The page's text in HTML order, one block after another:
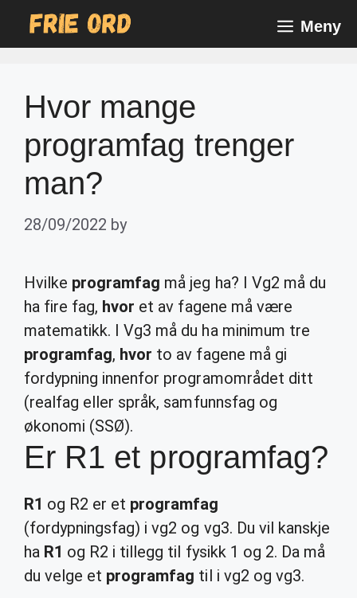
Meny
Hvor mange
programfag trenger
man?
28/09/2022 by
Hvilke programfag må jeg ha? I Vg2 må du
ha fire fag, hvor et av fagene må være
matematikk. I Vg3 må du ha minimum tre
programfag, hvor to av fagene må gi
fordypning innenfor programområdet ditt
(realfag eller språk, samfunnsfag og
økonomi (SSØ).
Er R1 et programfag?
R1 og R2 er et programfag
(fordypningsfag) i vg2 og vg3. Du vil kanskje
ha R1 og R2 i tillegg til fysikk 1 og 2. Da må
du velge et programfag til i vg2 og vg3.